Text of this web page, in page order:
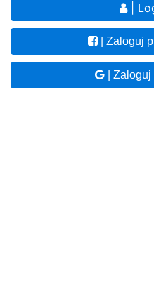
|
| Zaloguj
| Zaloguj